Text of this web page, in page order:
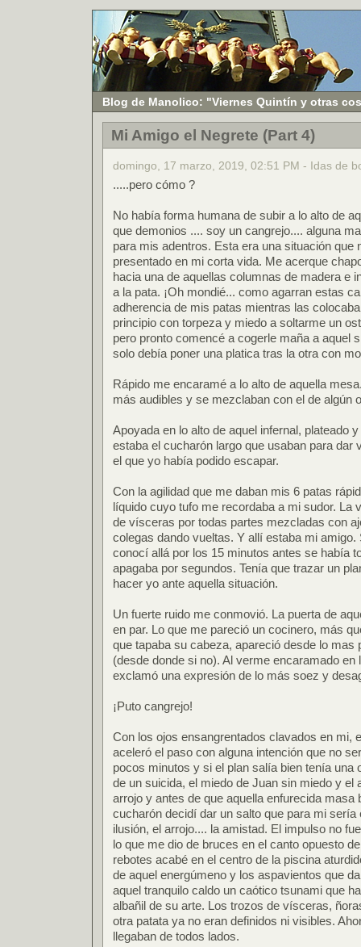
Blog de Manolico: "Viernes Quintín y otras
Mi Amigo el Negrete (Part 4)
domingo, 17 marzo, 2019, 02:51 PM - Idas de
.....pero cómo ?
No había forma humana de subir a lo alto de
que demonios .... soy un cangrejo.... alguna
para mis adentros. Esta era una situación que
presentado en mi corta vida. Me acerque
hacia una de aquellas columnas de madera e
a la pata. ¡Oh mondié... como agarran estas
adherencia de mis patas mientras las
principio con torpeza y miedo a soltarme un
pero pronto comencé a cogerle maña a aquel
solo debía poner una platica tras la otra con
Rápido me encaramé a lo alto de aquella
más audibles y se mezclaban con el de algún
Apoyada en lo alto de aquel infernal, plateado
estaba el cucharón largo que usaban para dar
el que yo había podido escapar.
Con la agilidad que me daban mis 6 patas
líquido cuyo tufo me recordaba a mi sudor. La
de vísceras por todas partes mezcladas con
colegas dando vueltas. Y allí estaba mi amigo.
conocí allá por los 15 minutos antes se había
apagaba por segundos. Tenía que trazar un
hacer yo ante aquella situación.
Un fuerte ruido me conmovió. La puerta de
en par. Lo que me pareció un cocinero, más
que tapaba su cabeza, apareció desde lo mas
(desde donde si no). Al verme encaramado en
exclamó una expresión de lo más soez y
¡Puto cangrejo!
Con los ojos ensangrentados clavados en mi,
aceleró el paso con alguna intención que no
pocos minutos y si el plan salía bien tenía una
de un suicida, el miedo de Juan sin miedo y el
arrojo y antes de que aquella enfurecida masa
cucharón decidí dar un salto que para mi sería
ilusión, el arrojo.... la amistad. El impulso no
lo que me dio de bruces en el canto opuesto
rebotes acabé en el centro de la piscina
de aquel energúmeno y los aspavientos que
aquel tranquilo caldo un caótico tsunami que
albañil de su arte. Los trozos de vísceras,
otra patata ya no eran definidos ni visibles.
llegaban de todos lados.